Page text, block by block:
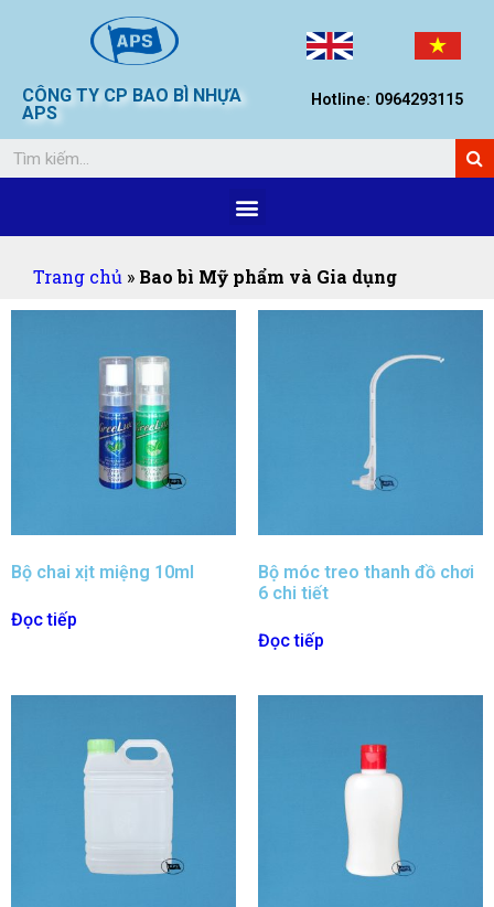
CÔNG TY CP BAO BÌ NHỰA
APS
Hotline: 0964293115
Trang chủ » Bao bì Mỹ phẩm và Gia dụng
Bộ chai xịt miệng 10ml
Đọc tiếp
Bộ móc treo thanh đồ chơi
6 chi tiết
Đọc tiếp